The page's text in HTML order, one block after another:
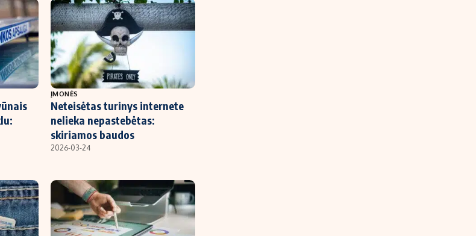
ĮMONĖS
Neteisėtas turinys internete
nelieka nepastebėtas:
skiriamos baudos
2026-03-24